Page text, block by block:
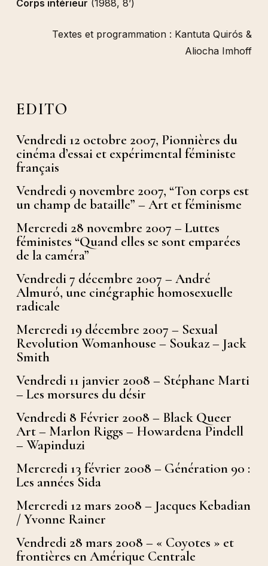
Corps intérieur (1988, 8’)
Textes et programmation : Kantuta Quirós &
Aliocha Imhoff
EDITO
Vendredi 12 octobre 2007, Pionnières du
cinéma d’essai et expérimental féministe
français
Vendredi 9 novembre 2007, “Ton corps est
un champ de bataille” – Art et féminisme
Mercredi 28 novembre 2007 – Luttes
féministes “Quand elles se sont emparées
de la caméra”
Vendredi 7 décembre 2007 – André
Almuró, une cinégraphie homosexuelle
radicale
Mercredi 19 décembre 2007 – Sexual
Revolution Womanhouse – Soukaz – Jack
Smith
Vendredi 11 janvier 2008 – Stéphane Marti
– Les morsures du désir
Vendredi 8 Février 2008 – Black Queer
Art – Marlon Riggs – Howardena Pindell
– Wapinduzi
Mercredi 13 février 2008 – Génération 90 :
Les années Sida
Mercredi 12 mars 2008 – Jacques Kebadian
/ Yvonne Rainer
Vendredi 28 mars 2008 – « Coyotes » et
frontières en Amérique Centrale